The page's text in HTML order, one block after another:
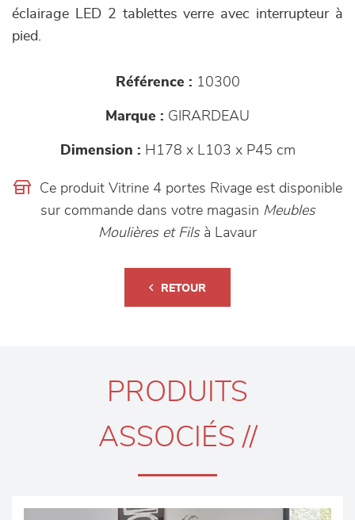
éclairage LED 2 tablettes verre avec interrupteur à
pied.
Référence : 10300
Marque : GIRARDEAU
Dimension : H178 x L103 x P45 cm
Ce produit Vitrine 4 portes Rivage est disponible
sur commande dans votre magasin Meubles
Moulières et Filsà Lavaur
RETOUR
PRODUITS
ASSOCIÉS //